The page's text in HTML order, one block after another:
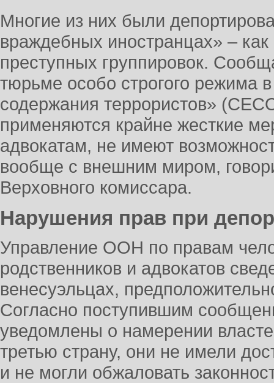
Многие из них были
враждебных иностранцах» –
преступных группировок.
тюрьме особо строгого режима
содержания террористов»
применяются крайне жесткие
адвокатам, не имеют
вообще с внешним миром,
Верховного комиссара.
Нарушения прав при
Управление ООН по правам
родственников и адвокатов
венесуэльцах,
Согласно поступившим
уведомлены о намерении
третью страну, они не имели
и не могли обжаловать